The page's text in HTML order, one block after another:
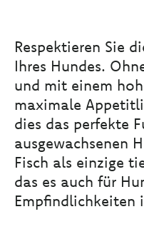
Respektieren Sie
Ihres Hundes.
und mit einem
maximale
dies das perfekte
ausgewachsenen
Fisch als einzige
das es auch für
Empfindlichkeiten